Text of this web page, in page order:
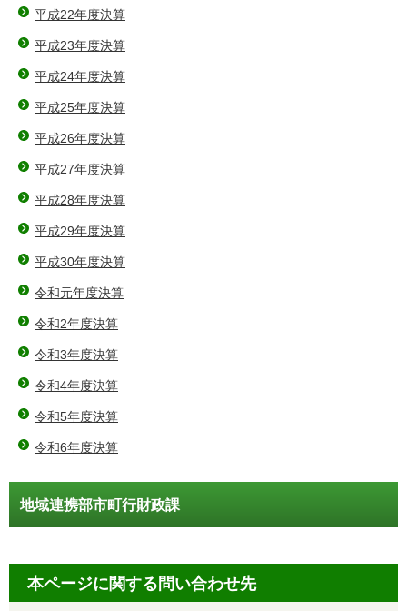
平成22年度決算
平成23年度決算
平成24年度決算
平成25年度決算
平成26年度決算
平成27年度決算
平成28年度決算
平成29年度決算
平成30年度決算
令和元年度決算
令和2年度決算
令和3年度決算
令和4年度決算
令和5年度決算
令和6年度決算
地域連携部市町行財政課
本ページに関する問い合わせ先